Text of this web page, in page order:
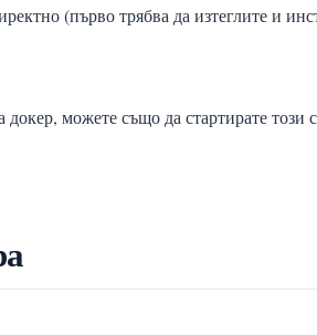
(първо трябва да изтеглите и
можете също да стартирате този